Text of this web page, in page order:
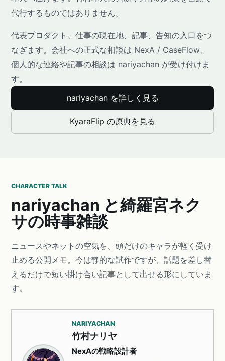
代行するものではありません。
代表プロダクト、仕事の現在地、記事、告知の入口をつ
なぎます。会社への正式な相談は NexA / CaseFlow、
個人的な連絡や記事の相談は nariyachan が受け付けま
す。
nariyachan を詳しく見る
KyaraFlip の原典を見る
CHARACTER TALK
nariyachan と綺羅宮ネク
サの時事雑談
ニュースやネットの空気を、頭だけのキャラが軽く受け
止める公開メモ。今は静的な試作ですが、話題を差し替
えるだけで短い掛け合い記事として出せる形にしていま
す。
NARIYACHAN
竹村ナリヤ
NexAの戦略設計者